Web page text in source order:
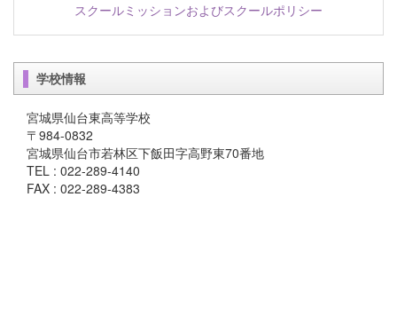
スクールミッションおよびスクールポリシー
学校情報
宮城県仙台東高等学校
〒984-0832
宮城県仙台市若林区下飯田字高野東70番地
TEL : 022-289-4140
FAX : 022-289-4383